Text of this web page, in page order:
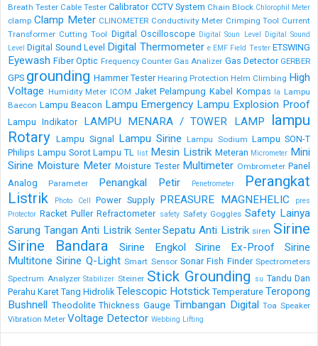
Breath Tester Cable Tester Calibrator CCTV System Chain Block Chlorophil Meter
clamp Clamp Meter CLINOMETER Conductivity Meter Crimping Tool Current
Transformer Cutting Tool Digital Oscilloscope Digital Soun Level Digital Sound
Level Digital Sound Level Digital Thermometer e EMF Field Tester ETSWING
Eyewash Fiber Optic Frequency Counter Gas Analizer Gas Detector GERBER
GPS grounding Hammer Tester Hearing Protection Helm Climbing High
Voltage Humidity Meter ICOM Jaket Pelampung Kabel Kompas la Lampu
Baecon Lampu Beacon Lampu Emergency Lampu Explosion Proof
Lampu Indikator LAMPU MENARA / TOWER LAMP
lampu
Rotary Lampu Signal Lampu Sirine Lampu Sodium Lampu SON-T
Philips Lampu Sorot Lampu TL list Mesin Listrik Meteran Micrometer Mini
Sirine Moisture Meter Moisture Tester Multimeter Ombrometer Panel
Analog
Parameter Penangkal Petir Penetrometer
Perangkat
Listrik
Photo Cell Power Supply PREASURE MAGNEHELIC
pres
Protector Racket Puller Refractometer safety Safety Goggles Safety Lainya
Sarung Tangan Anti Listrik Senter Sepatu Anti Listrik siren Sirine
Sirine Bandara
Sirine Engkol Sirine Ex-Proof
Sirine
Multitone Sirine Q-Light Smart Sensor Sonar Fish Finder Spectrometers
Spectrum Analyzer Stabilizer Steiner Stick Grounding su Tandu Dan
Perahu Karet Tang Hidrolik Telescopic Hotstick Temperature Teropong
Bushnell Theodolite Thickness Gauge Timbangan Digital Toa Speaker
Vibration Meter Voltage Detector Webbing Lifting